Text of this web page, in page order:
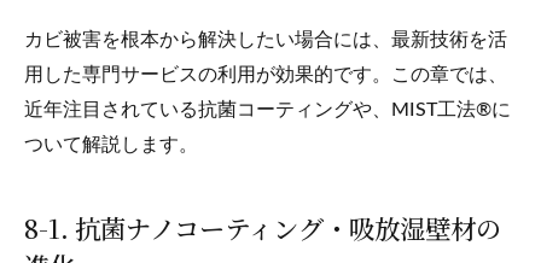
カビ被害を根本から解決したい場合には、最新技術を活
用した専門サービスの利用が効果的です。この章では、
近年注目されている抗菌コーティングや、MIST工法®に
ついて解説します。
8-1. 抗菌ナノコーティング・吸放湿壁材の